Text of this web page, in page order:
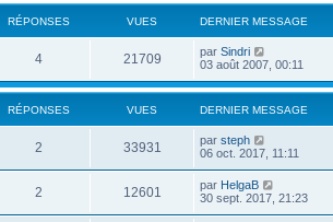
RÉPONSES VUES DERNIER MESSAGE
4 21709 par Sindri
03 août 2007, 00:11
RÉPONSES VUES DERNIER MESSAGE
2 33931 par steph
06 oct. 2017, 11:11
2 12601 par HelgaB
30 sept. 2017, 21:23